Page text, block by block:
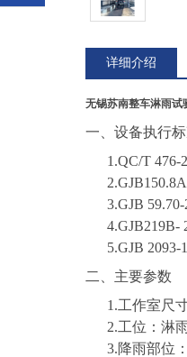
详细介绍
无锡苏南整车淋雨试
一、 设备执行
1.QC/T
2.
3.GJB
4.
5.GJB
二、主要参数
1.工作室尺
2.工位：淋
3.降雨部位